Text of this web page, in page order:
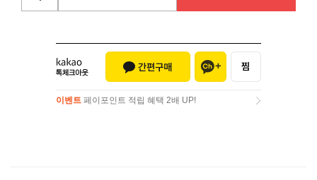
이벤트 페이포인트 적립 혜택 2배 UP!